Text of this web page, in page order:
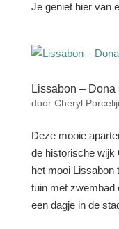
Je geniet hier van
Lissabon –
door Cheryl
Deze mooie
de historische wijk
het mooi Lissabon
tuin met zwembad
een dagje in de